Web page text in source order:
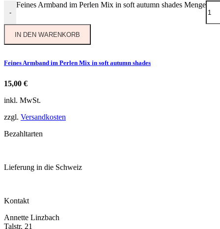
-
Feines Armband im Perlen Mix in soft autumn shades Menge
IN DEN WARENKORB
Feines Armband im Perlen Mix in soft autumn shades
15,00 €
inkl. MwSt.
zzgl. Versandkosten
Bezahltarten
Lieferung in die Schweiz
Kontakt
Annette Linzbach
Talstr. 21